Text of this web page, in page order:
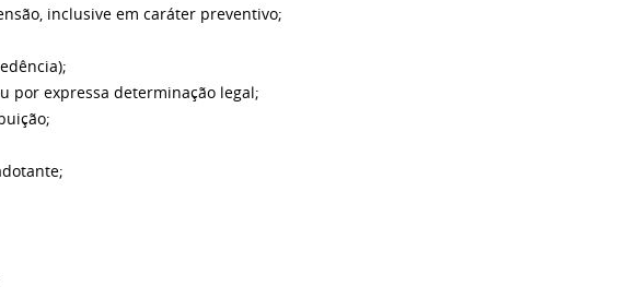
inclusive em caráter preventivo;
por expressa determinação legal;